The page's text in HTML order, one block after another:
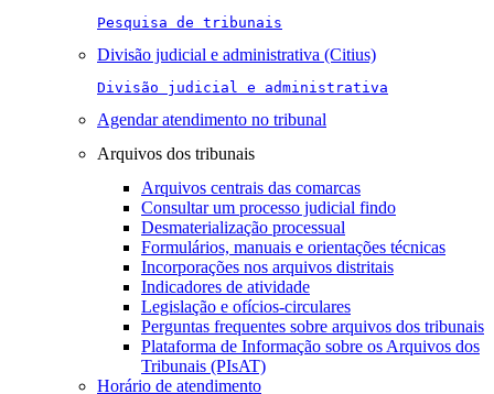
Pesquisa de tribunais
Divisão judicial e administrativa (Citius)
Divisão judicial e administrativa
Agendar atendimento no tribunal
Arquivos dos tribunais
Arquivos centrais das comarcas
Consultar um processo judicial findo
Desmaterialização processual
Formulários, manuais e orientações técnicas
Incorporações nos arquivos distritais
Indicadores de atividade
Legislação e ofícios-circulares
Perguntas frequentes sobre arquivos dos tribunais
Plataforma de Informação sobre os Arquivos dos
Tribunais (PIsAT)
Horário de atendimento